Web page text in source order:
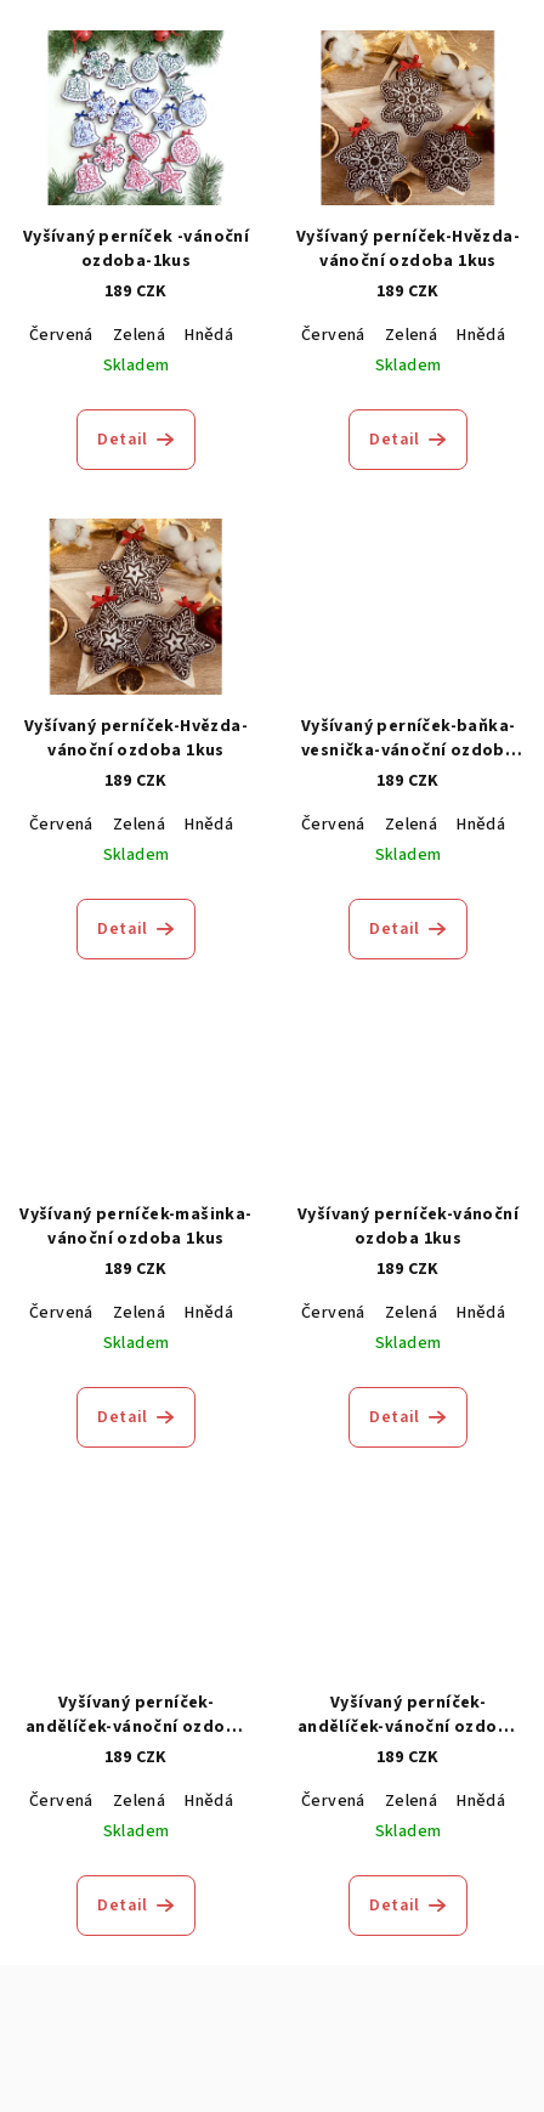
Vyšívaný perníček -vánoční
ozdoba-1kus
189 CZK
Červená
Zelená Hnědá
Modrá
Skladem
Detail
Vyšívaný perníček-Hvězda-
vánoční ozdoba 1kus
189 CZK
Červená
Zelená Hnědá
Skladem
Detail
Vyšívaný perníček-Hvězda-
vánoční ozdoba 1kus
189 CZK
Červená
Zelená Hnědá
Modrá
Skladem
Detail
Vyšívaný perníček-baňka-
vesnička-vánoční ozdoba
1kus
189 CZK
Červená
Zelená Hnědá
Skladem
Detail
Vyšívaný perníček-mašinka-
vánoční ozdoba 1kus
189 CZK
Červená
Zelená Hnědá
Modrá
Skladem
Detail
Vyšívaný perníček-vánoční
ozdoba 1kus
189 CZK
Červená
Zelená Hnědá
Skladem
Detail
Vyšívaný perníček-
andělíček-vánoční ozdoba
1kus
189 CZK
Červená
Zelená Hnědá
Modrá
Skladem
Detail
Vyšívaný perníček-
andělíček-vánoční ozdoba
1kus
189 CZK
Červená
Zelená Hnědá
Skladem
Detail